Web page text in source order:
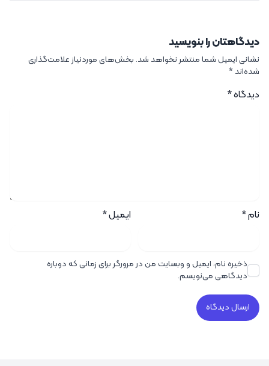
دیدگاهتان را بنویسید
نشانی ایمیل شما منتشر نخواهد شد. بخش‌های موردنیاز علامت‌گذاری
شده‌اند*
دیدگاه*
نام* ایمیل*
ذخیره نام، ایمیل و وبسایت من در مرورگر برای زمانی که دوباره
دیدگاهی می‌نویسم.